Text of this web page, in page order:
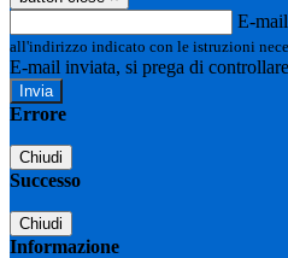
E-mail
all'indirizzo indicato con le istruzioni
E-mail inviata, si prega di
Errore
Chiudi
Successo
Chiudi
Informazione